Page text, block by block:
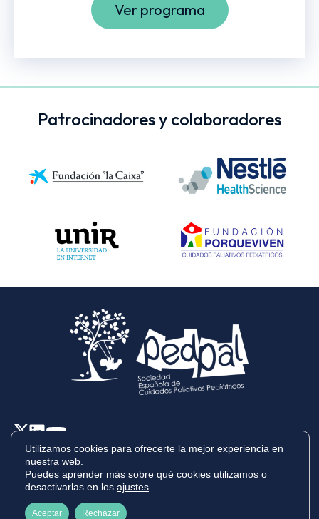
Ver programa
Patrocinadores y colaboradores
Diseñado porOnsite
Aviso legal
Política de privacidad
Utilizamos cookies para ofrecerte la mejor experiencia en
nuestra web.
Puedes aprender más sobre qué cookies utilizamos o
desactivarlas en los ajustes
Aceptar Rechazar